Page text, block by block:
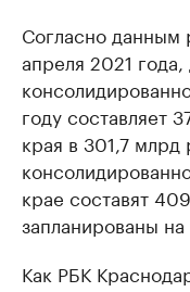
Согласно данным
апреля 2021 года,
году составляет
края в 301,7
крае составят
запланированы
Как РБК